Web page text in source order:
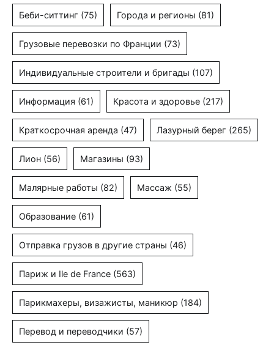
Беби-ситтинг (75) Города и регионы (81)
Грузовые перевозки по Франции (73)
Индивидуальные строители и бригады (107)
Информация (61) Красота и здоровье (217)
Краткосрочная аренда (47) Лазурный берег (265)
Лион (56) Магазины (93)
Малярные работы (82) Массаж (55)
Образование (61)
Отправка грузов в другие страны (46)
Париж и Ile de France (563)
Парикмахеры, визажисты, маникюр (184)
Перевод и переводчики (57)